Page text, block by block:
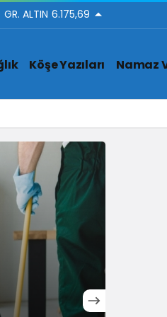
GR. ALTIN 6.175,69
Köşe Yazıları Namaz